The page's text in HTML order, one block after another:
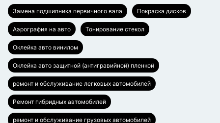
Замена подшипника первичного вала Покраска дисков
Аэрография на авто Тонирование стекол
Оклейка авто винилом
Оклейка авто защитной (антигравийной) пленкой
ремонт и обслуживание легковых автомобилей
Ремонт гибридных автомобилей
ремонт и обслуживание грузовых автомобилей